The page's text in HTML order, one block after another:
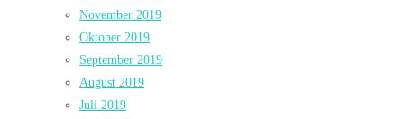
November 2019
Oktober 2019
September 2019
August 2019
Juli 2019